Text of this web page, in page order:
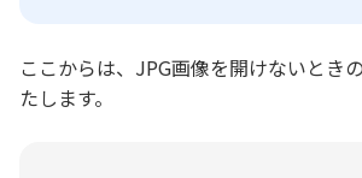
ここからは、JPG画像を開けないとき
たします。